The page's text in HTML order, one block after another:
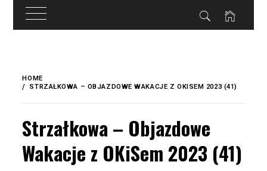
treści
content
HOME
STRZAŁKOWA – OBJAZDOWE WAKACJE Z OKISEM 2023 (41)
Strzałkowa – Objazdowe
Wakacje z OKiSem 2023 (41)